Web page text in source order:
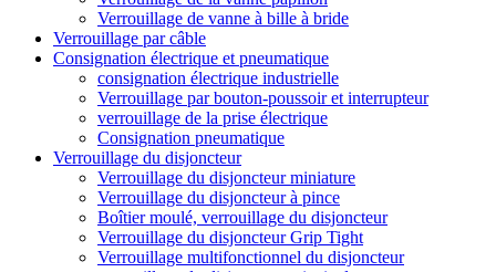
Verrouillage de vanne à bille à bride
Verrouillage par câble
Consignation électrique et pneumatique
consignation électrique industrielle
Verrouillage par bouton-poussoir et interrupteur
verrouillage de la prise électrique
Consignation pneumatique
Verrouillage du disjoncteur
Verrouillage du disjoncteur miniature
Verrouillage du disjoncteur à pince
Boîtier moulé, verrouillage du disjoncteur
Verrouillage du disjoncteur Grip Tight
Verrouillage multifonctionnel du disjoncteur